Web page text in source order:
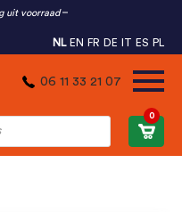
uit voorraad
NL EN FR DE IT ES PL
06 11 33 21 07
0